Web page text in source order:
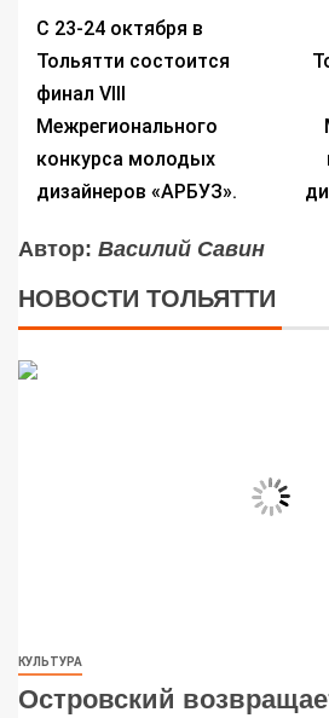
С 23-24 октября в
Тольятти состоится
финал VIII
Межрегионального
конкурса молодых
дизайнеров «АРБУЗ».
Автор: Василий Савин
НОВОСТИ ТОЛЬЯТТИ
КУЛЬТУРА
Островский